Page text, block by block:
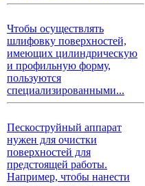
Чтобы осуществлять
шлифовку поверхностей,
имеющих цилиндрическую
и профильную форму,
пользуются
специализированными...
Пескоструйный аппарат
нужен для очистки
поверхностей для
предстоящей работы.
Например, чтобы нанести